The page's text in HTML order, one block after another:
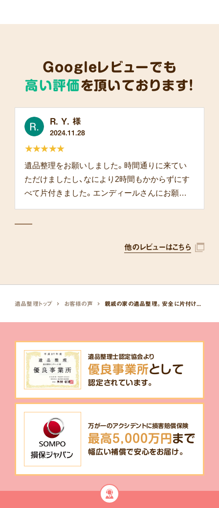
Googleレビューでも
高い評価を頂いております!
R. Y. 様
2024.11.28
遺品整理をお願いしました。時間通りに来てい
ただけましたし、なにより2時間もかからずにす
べて片付きました。エンディールさんにお願い
★★★★★
他のレビューはこちら
遺品整理トップ お客様の声
遺品整理士認定協会より
優良事業所として
認定されています。
万が一のアクシデントに損害賠償保険
最高5,000万円まで
幅広い補償で安心をお届け。